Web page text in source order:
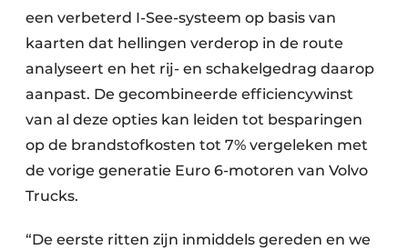
een verbeterd I-See-systeem op basis van
kaarten dat hellingen verderop in de route
analyseert en het rij- en schakelgedrag daarop
aanpast. De gecombineerde efficiencywinst
van al deze opties kan leiden tot besparingen
op de brandstofkosten tot 7% vergeleken met
de vorige generatie Euro 6-motoren van Volvo
Trucks.
“De eerste ritten zijn inmiddels gereden en we